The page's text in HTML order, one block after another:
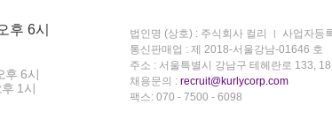
후 6시
후 6시
1시
법인명 (상호) : 주식회사 컬리 사업자등
통신판매업 : 제 2018-서울강남-01646 호
주소 : 서울특별시 강남구 테헤란로 133,
채용문의 : recruit@kurlycorp.com
팩스: 070 - 7500 - 6098